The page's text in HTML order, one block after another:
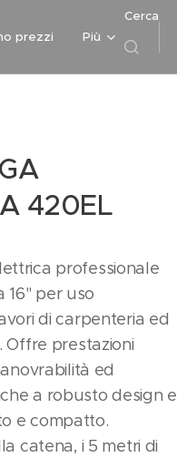
prezzi Più
Cerca
420EL
professionale
16" per uso
di carpenteria ed
Offre prestazioni
ed
a robusto design e
e compatto.
catena, i 5 metri di